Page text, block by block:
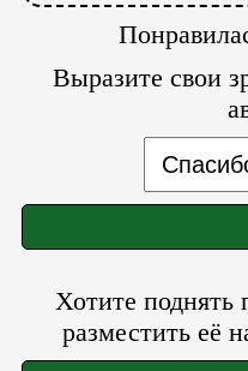
Выразите свои
Хотите
разместить её